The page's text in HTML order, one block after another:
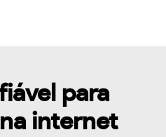
para
internet